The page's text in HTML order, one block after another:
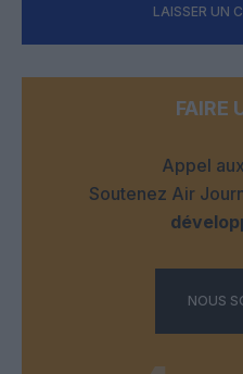
LAISSER UN
FAIRE
Appel
Soutenez Air
NOUS